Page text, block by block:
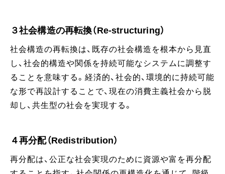
３社会構造の再転換（Re-structuring）
社会構造の再転換は、既存の社会構造を根本から見直
し、社会的構造や関係を持続可能なシステムに調整す
ることを意味する。経済的、社会的、環境的に持続可能
な形で再設計することで、現在の消費主義社会から脱
却し、共生型の社会を実現する。
４再分配（Redistribution）
再分配は、公正な社会実現のために資源や富を再分配